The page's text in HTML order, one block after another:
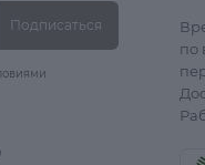
Подписаться
по